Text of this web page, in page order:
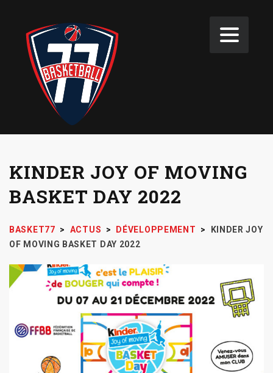
KINDER JOY OF MOVING
BASKET DAY 2022
BASKET77 > ACTUS > DÉVELOPPEMENT >
KINDER JOY
OF MOVING BASKET DAY 2022